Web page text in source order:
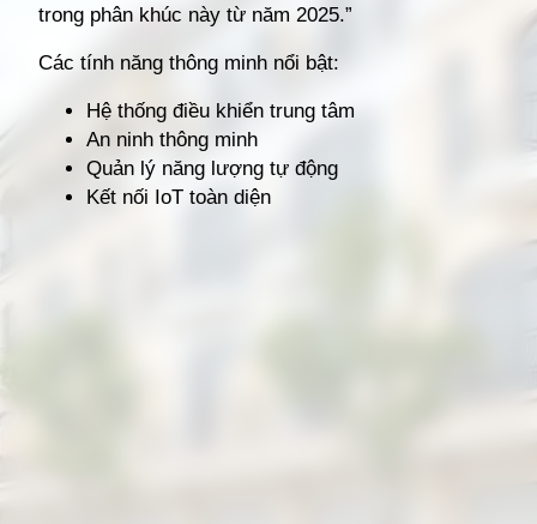
trong phân khúc này từ năm 2025.”
Các tính năng thông minh nổi bật:
Hệ thống điều khiển trung tâm
An ninh thông minh
Quản lý năng lượng tự động
Kết nối IoT toàn diện